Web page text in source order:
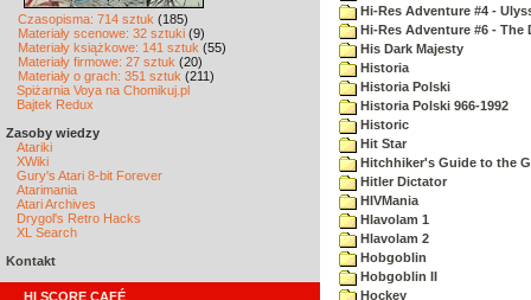
Czasopisma: 714 sztuk (185)
Materiały scenowe: 32 sztuki (9)
Materiały książkowe: 141 sztuk (55)
Materiały firmowe: 27 sztuk (20)
Materiały o grach: 351 sztuk (211)
Spiżarnia Voya na Chomikuj.pl
Bajtek Redux
Zasoby wiedzy
Atariki
XWiki
Gury's Atari 8-bit Forever
Atarimania
Atari Archives
Drygol's Retro Hacks
XL Search
Kontakt
HI SCORE CAFÉ
Hi-Res Adventure #4 -
Hi-Res Adventure #6 - The
His Dark Majesty
Historia
Historia Polski
Historia Polski 966-1992
Historic
Hit Star
Hitchhiker's Guide to the
Hitler Dictator
HIVMania
Hlavolam 1
Hlavolam 2
Hobgoblin
Hobgoblin II
Hockey